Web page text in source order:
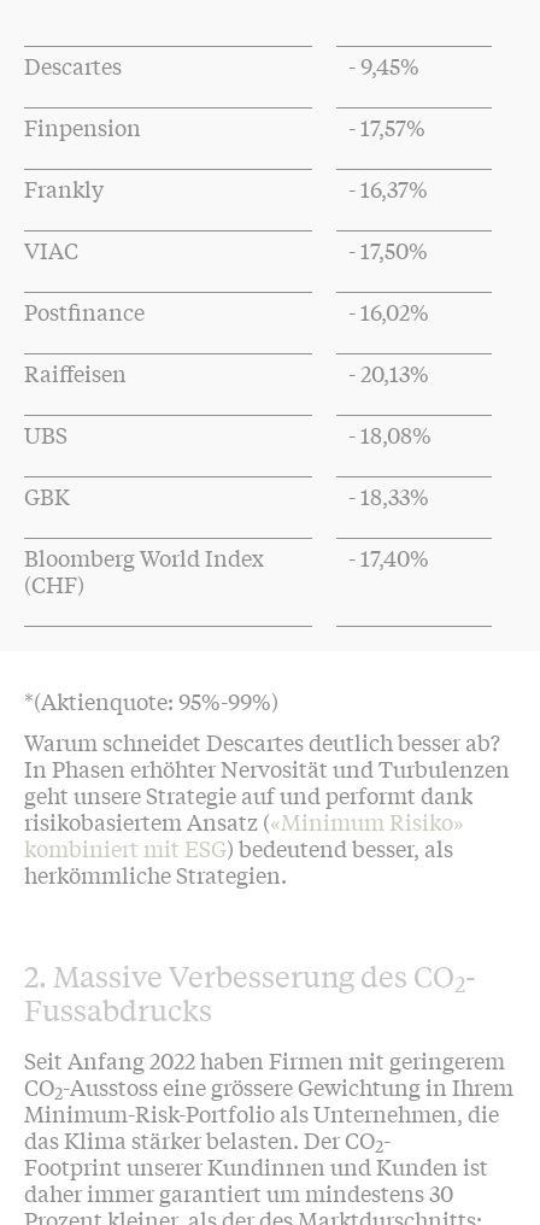
Descartes
- 9,45%
Finpension
- 17,57%
Frankly
- 16,37%
VIAC
- 17,50%
Postfinance
- 16,02%
Raiffeisen
- 20,13%
UBS
- 18,08%
GBK
- 18,33%
Bloomberg World Index
(CHF)
- 17,40%
*(Aktienquote: 95%-99%)
Warum schneidet Descartes deutlich besser ab?
In Phasen erhöhter Nervosität und Turbulenzen
geht unsere Strategie auf und performt dank
risikobasiertem Ansatz («Minimum Risiko»
kombiniert mit ESG) bedeutend besser, als
herkömmliche Strategien.
2. Massive Verbesserung des CO2-
Fussabdrucks
Seit Anfang 2022 haben Firmen mit geringerem
CO2-Ausstoss eine grössere Gewichtung in Ihrem
Minimum-Risk-Portfolio als Unternehmen, die
das Klima stärker belasten. Der CO2-
Footprint unserer Kundinnen und Kunden ist
daher immer garantiert um mindestens 30